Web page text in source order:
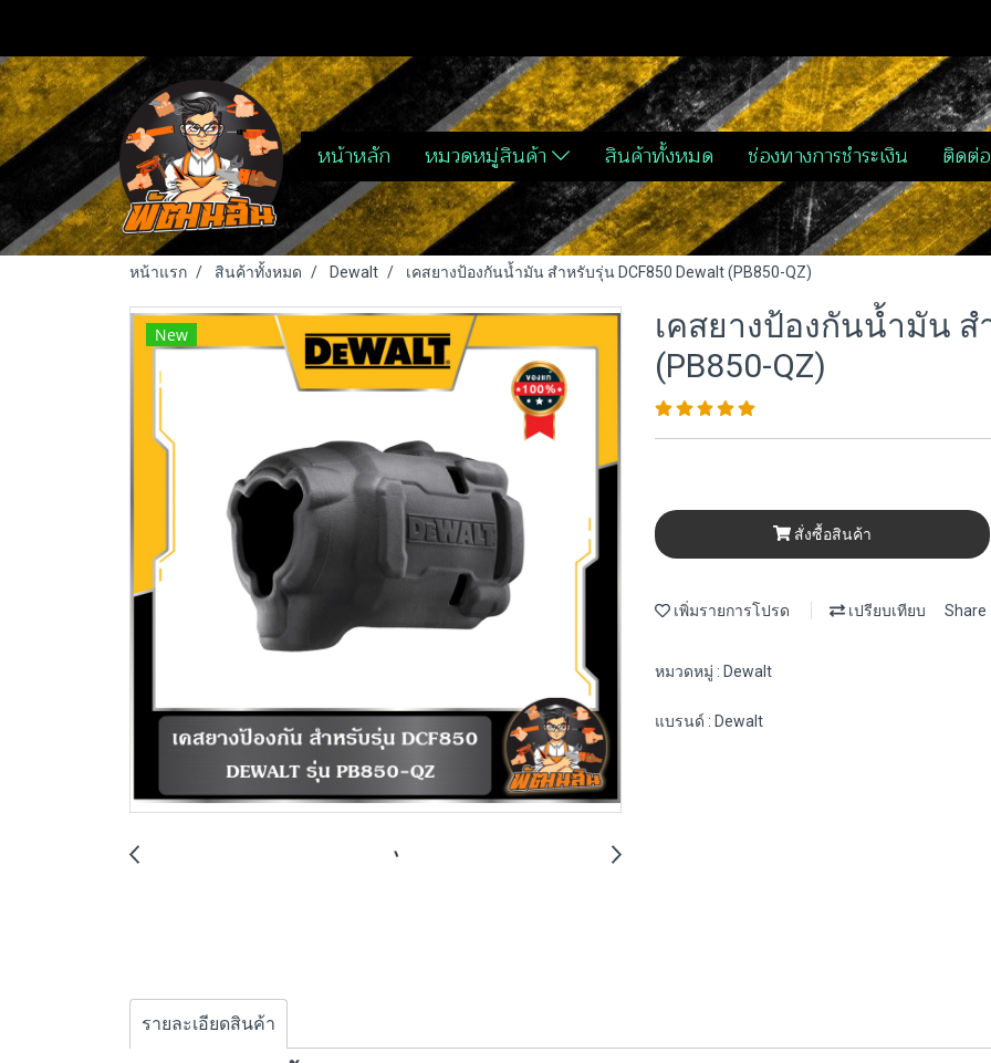
หน้าหลัก หมวดหมู่สินค้า สินค้าทั้งหมด ช่องทางการชำระเงิน ติดต่อ
หน้าแรก สินค้าทั้งหมด Dewalt เคสยางป้องกันน้ำมัน สำหรับรุ่น DCF850 Dewalt (PB850-QZ)
New
เคสยางป้องกันน้ำมัน ส
(PB850-QZ)
สั่งซื้อสินค้า
เพิ่มรายการโปรด เปรียบเทียบ Share
หมวดหมู่ : Dewalt
แบรนด์ : Dewalt
รายละเอียดสินค้า